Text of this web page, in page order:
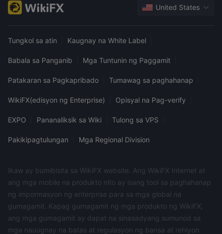
United States
Tungkol sa atin Kaugnay na White Label
Babala sa Panganib Mga Tuntunin ng Paggamit
Patakaran sa Pagkapribado Tumawag sa paghahanap
WikiFX(edisyon ng Enterprise) Opisyal na Pag-verify
EXPO Pananaliksik sa Wiki Tulong sa VPS
Pakikipagtulungan Mga Regional Division
Ikaw ay bumibisita sa WikiFX website. Ang WikiFX Internet at
ang mga mobile na produkto nito ay isang tool sa paghahanap
ng impormasyon ng enterprise para sa mga global na
gumagamit. Kapag gumagamit ng mga produkto ng WikiFX,
ang mga gumagamit ay dapat na sinasadyang sumunod sa
mga nauugnay na batas at regulasyon ng bansa at rehiyon